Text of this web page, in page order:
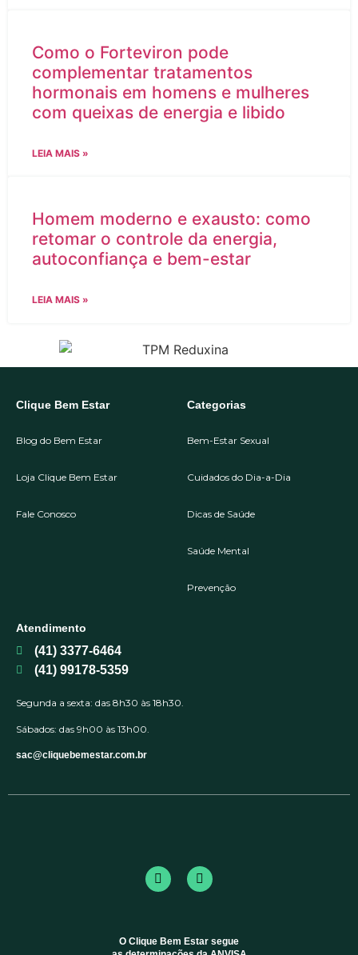
Como o Forteviron pode
complementar tratamentos
hormonais em homens e mulheres
com queixas de energia e libido
LEIA MAIS »
Homem moderno e exausto: como
retomar o controle da energia,
autoconfiança e bem-estar
LEIA MAIS »
Clique Bem Estar
Blog do Bem Estar
Loja Clique Bem Estar
Fale Conosco
Categorias
Bem-Estar Sexual
Cuidados do Dia-a-Dia
Dicas de Saúde
Saúde Mental
Prevenção
Atendimento
(41) 3377-6464
(41) 99178-5359
Segunda a sexta: das 8h30 às 18h30.
Sábados: das 9h00 às 13h00.
sac@cliquebemestar.com.br
O Clique Bem Estar segue